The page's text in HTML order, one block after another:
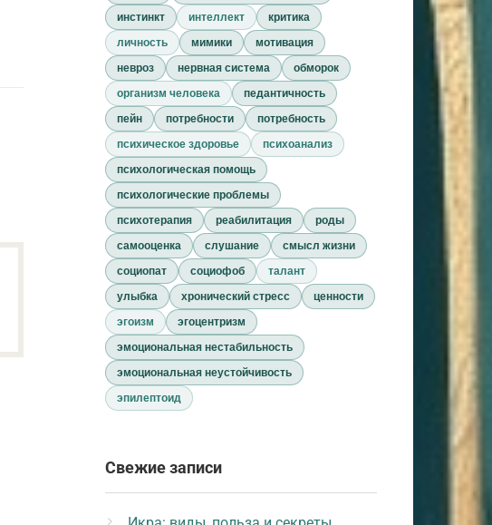
инстинкт
интеллект
критика
личность
мимики
мотивация
невроз
нервная система
обморок
организм человека
педантичность
пейн
потребности
потребность
психическое здоровье
психоанализ
психологическая помощь
психологические проблемы
психотерапия
реабилитация
роды
самооценка
слушание
смысл жизни
социопат
социофоб
талант
улыбка
хронический стресс
ценности
эгоизм
эгоцентризм
эмоциональная нестабильность
эмоциональная неустойчивость
эпилептоид
Свежие записи